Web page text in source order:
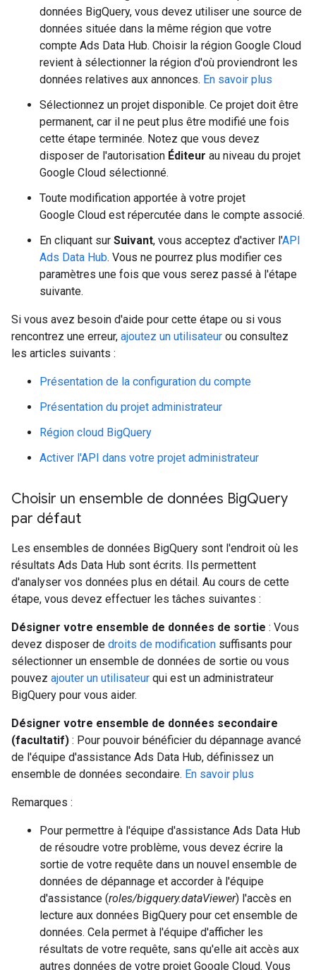
données BigQuery, vous devez utiliser une source de
données située dans la même région que votre
compte Ads Data Hub. Choisir la région Google Cloud
revient à sélectionner la région d'où proviendront les
données relatives aux annonces. En savoir plus
Sélectionnez un projet disponible. Ce projet doit être
permanent, car il ne peut plus être modifié une fois
cette étape terminée. Notez que vous devez
disposer de l'autorisation Éditeur au niveau du projet
Google Cloud sélectionné.
Toute modification apportée à votre projet
Google Cloud est répercutée dans le compte associé.
En cliquant sur Suivant, vous acceptez d'activer l'API
Ads Data Hub. Vous ne pourrez plus modifier ces
paramètres une fois que vous serez passé à l'étape
suivante.
Si vous avez besoin d'aide pour cette étape ou si vous
rencontrez une erreur, ajoutez un utilisateur ou consultez
les articles suivants :
Présentation de la configuration du compte
Présentation du projet administrateur
Région cloud BigQuery
Activer l'API dans votre projet administrateur
Choisir un ensemble de données BigQuery
par défaut
Les ensembles de données BigQuery sont l'endroit où les
résultats Ads Data Hub sont écrits. Ils permettent
d'analyser vos données plus en détail. Au cours de cette
étape, vous devez effectuer les tâches suivantes :
Désigner votre ensemble de données de sortie : Vous
devez disposer de droits de modification suffisants pour
sélectionner un ensemble de données de sortie ou vous
pouvez ajouter un utilisateur qui est un administrateur
BigQuery pour vous aider.
Désigner votre ensemble de données secondaire
(facultatif) : Pour pouvoir bénéficier du dépannage avancé
de l'équipe d'assistance Ads Data Hub, définissez un
ensemble de données secondaire. En savoir plus
Remarques :
Pour permettre à l'équipe d'assistance Ads Data Hub
de résoudre votre problème, vous devez écrire la
sortie de votre requête dans un nouvel ensemble de
données de dépannage et accorder à l'équipe
d'assistance (roles/bigquery.dataViewer) l'accès en
lecture aux données BigQuery pour cet ensemble de
données. Cela permet à l'équipe d'afficher les
résultats de votre requête, sans qu'elle ait accès aux
autres données de votre projet Google Cloud. Vous